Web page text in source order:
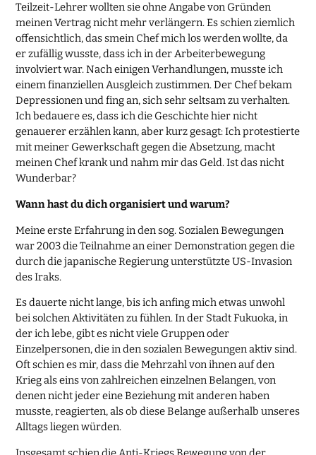
Teilzeit-Lehrer wollten sie ohne Angabe von Gründen
meinen Vertrag nicht mehr verlängern. Es schien ziemlich
offensichtlich, das smein Chef mich los werden wollte, da
er zufällig wusste, dass ich in der Arbeiterbewegung
involviert war. Nach einigen Verhandlungen, musste ich
einem finanziellen Ausgleich zustimmen. Der Chef bekam
Depressionen und fing an, sich sehr seltsam zu verhalten.
Ich bedauere es, dass ich die Geschichte hier nicht
genauerer erzählen kann, aber kurz gesagt: Ich protestierte
mit meiner Gewerkschaft gegen die Absetzung, macht
meinen Chef krank und nahm mir das Geld. Ist das nicht
Wunderbar?
Wann hast du dich organisiert und warum?
Meine erste Erfahrung in den sog. Sozialen Bewegungen
war 2003 die Teilnahme an einer Demonstration gegen die
durch die japanische Regierung unterstützte US-Invasion
des Iraks.
Es dauerte nicht lange, bis ich anfing mich etwas unwohl
bei solchen Aktivitäten zu fühlen. In der Stadt Fukuoka, in
der ich lebe, gibt es nicht viele Gruppen oder
Einzelpersonen, die in den sozialen Bewegungen aktiv sind.
Oft schien es mir, dass die Mehrzahl von ihnen auf den
Krieg als eins von zahlreichen einzelnen Belangen, von
denen nicht jeder eine Beziehung mit anderen haben
musste, reagierten, als ob diese Belange außerhalb unseres
Alltags liegen würden.